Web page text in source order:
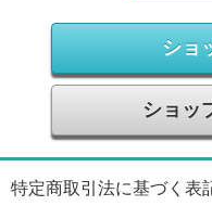
ショ
ショッ
特定商取引法に基づく表